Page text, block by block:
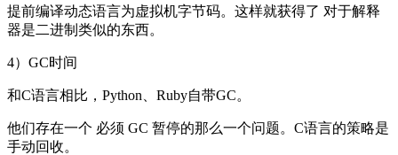
提前编译动态语言为虚拟机字节码。这样就获得了 对于解释
器是二进制类似的东西。
4）GC时间
和C语言相比，Python、Ruby自带GC。
他们存在一个 必须 GC 暂停的那么一个问题。C语言的策略是
手动回收。